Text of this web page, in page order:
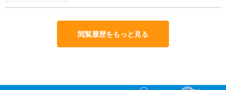
閲覧履歴をもっと見る